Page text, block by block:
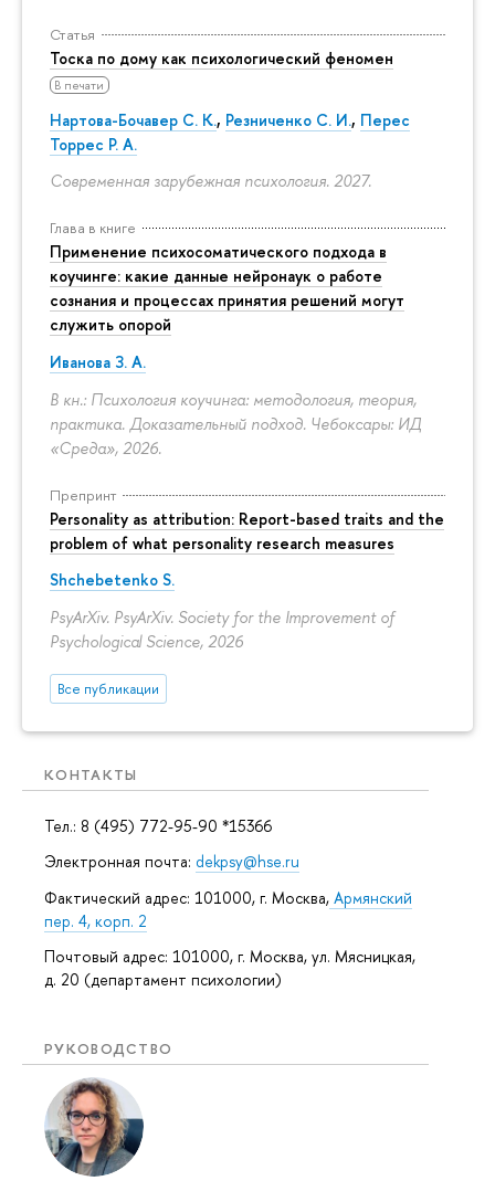
Статья
Тоска по дому как психологический феномен
В печати
Нартова-Бочавер С. К., Резниченко С. И., Перес
Торрес Р. А.
Современная зарубежная психология. 2027.
Глава в книге
Применение психосоматического подхода в
коучинге: какие данные нейронаук о работе
сознания и процессах принятия решений могут
служить опорой
Иванова З. А.
В кн.: Психология коучинга: методология, теория,
практика. Доказательный подход. Чебоксары: ИД
«Среда», 2026.
Препринт
Personality as attribution: Report-based traits and the
problem of what personality research measures
Shchebetenko S.
PsyArXiv. PsyArXiv. Society for the Improvement of
Psychological Science, 2026
Все публикации
КОНТАКТЫ
Тел.: 8 (495) 772-95-90 *15366
Электронная почта: dekpsy@hse.ru
Фактический адрес: 101000, г. Москва, Армянский
пер. 4, корп. 2
Почтовый адрес: 101000, г. Москва, ул. Мясницкая,
д. 20 (департамент психологии)
РУКОВОДСТВО